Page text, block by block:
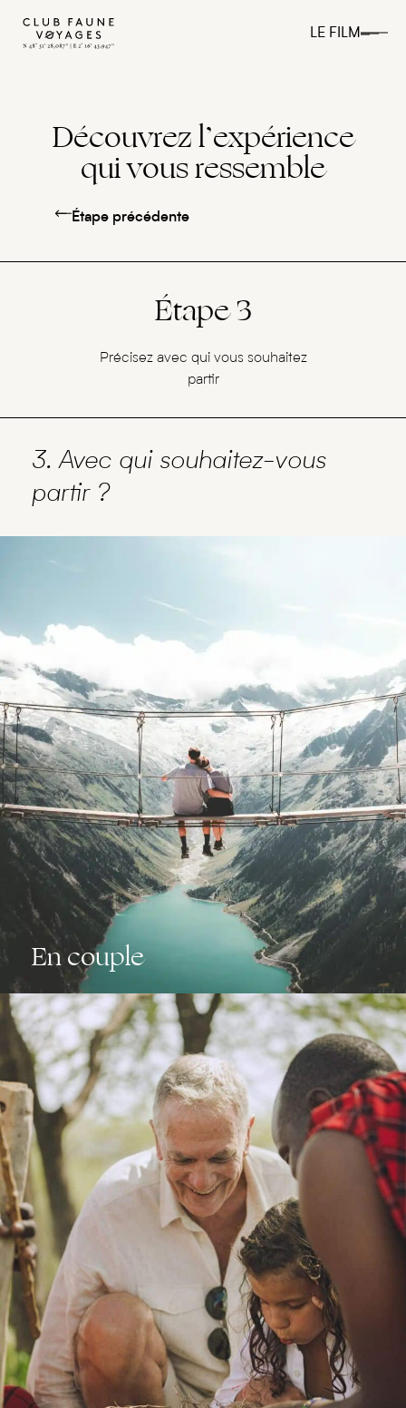
LE FILM
Découvrez l’expérience
qui vous ressemble
Étape précédente
Étape 3
Précisez avec qui vous souhaitez
partir
3. Avec qui souhaitez-vous
partir ?
En couple